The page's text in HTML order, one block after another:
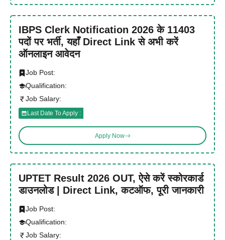
IBPS Clerk Notification 2026 के 11403
पदों पर भर्ती, यहाँ Direct Link से अभी करें
ऑनलाइन आवेदन
Job Post:
Qualification:
Job Salary:
Last Date To Apply :
Apply Now
UPTET Result 2026 OUT, ऐसे करें स्कोरकार्ड
डाउनलोड | Direct Link, कटऑफ, पूरी जानकारी
Job Post:
Qualification:
Job Salary: